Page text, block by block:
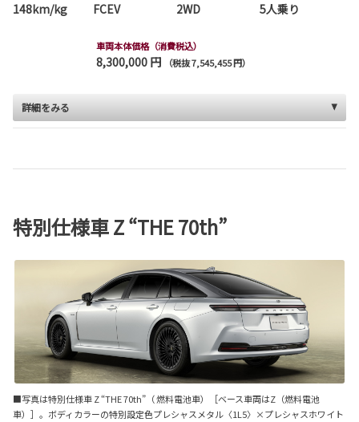
148km/kg FCEV 2WD 5人乗り
車両本体価格（消費税込）
8,300,000 円 （税抜 7,545,455 円）
詳細をみる
特別仕様車 Z “THE 70th”
■写真は特別仕様車 Z “THE 70th”（ 燃料電池車）［ベース車両はZ（燃料電池
車）］。ボディカラーの特別設定色プレシャスメタル〈1L5〉×プレシャスホワイト